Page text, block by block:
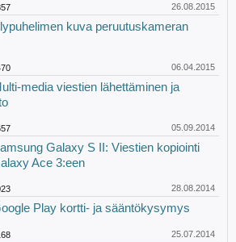
26.08.2015
kuva peruutuskameran
06.04.2015
media viestien lähettäminen ja
05.09.2014
Galaxy S II: Viestien kopiointi
Ace 3:een
28.08.2014
Play kortti- ja sääntökysymys
25.07.2014